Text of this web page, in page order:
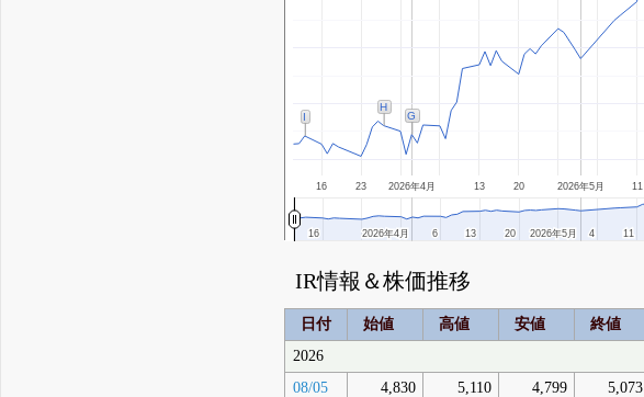
2026年4月 2026年5月
16 23 13 20 11
I
H
G
2026年4月
2026年4月 2026年5月
2026年5月
16
16 6
6 13
13 20
20 4
4 11
11
IR情報＆株価推移
日付 始値 高値 安値 終値
2026
08/05
4,830 5,110 4,799 5,073